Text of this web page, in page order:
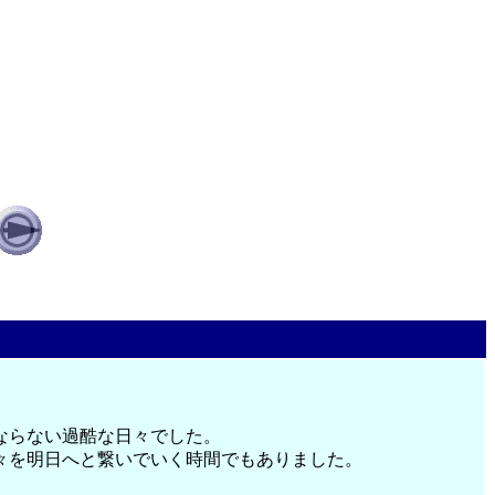
ない過酷な日々でした。
明日へと繋いでいく時間でもありました。